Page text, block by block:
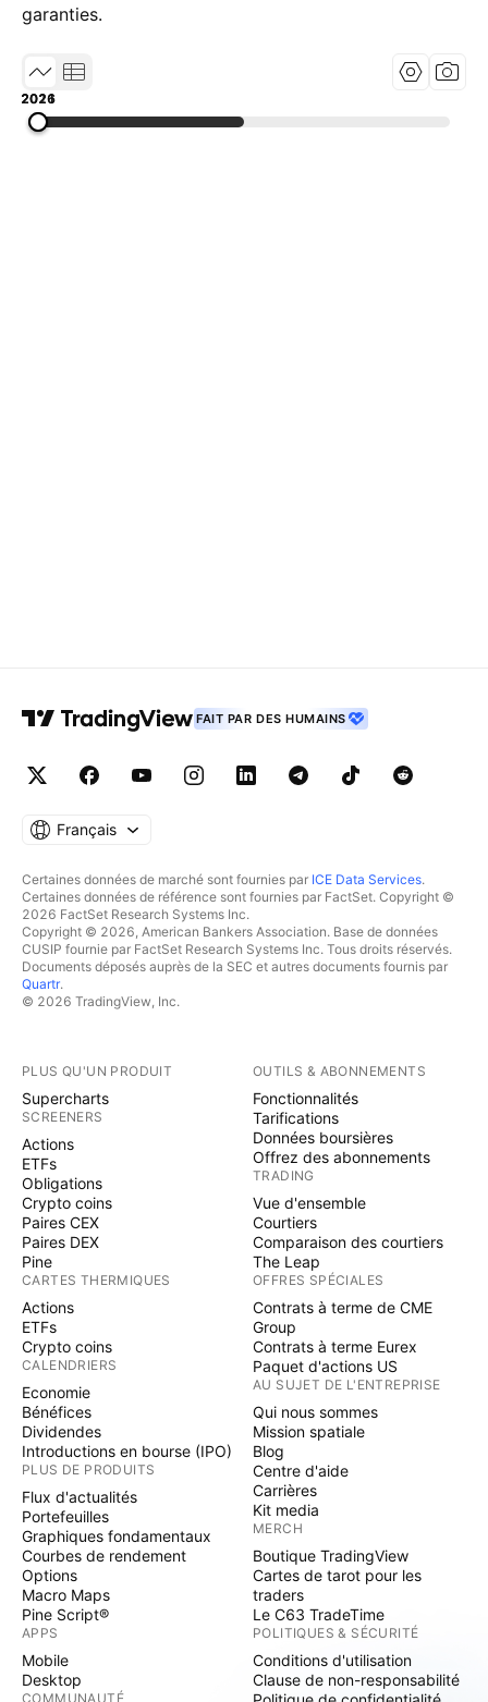
garanties.
2016
2021
2026
FAIT PAR DES HUMAINS
Français
Certaines données de marché sont fournies par ICE Data Services.
Certaines données de référence sont fournies par FactSet. Copyright ©
2026 FactSet Research Systems Inc.
Copyright © 2026, American Bankers Association. Base de données
CUSIP fournie par FactSet Research Systems Inc. Tous droits réservés.
Documents déposés auprès de la SEC et autres documents fournis par
Quartr.
© 2026 TradingView, Inc.
PLUS QU'UN PRODUIT
Supercharts
SCREENERS
Actions
ETFs
Obligations
Crypto coins
Paires CEX
Paires DEX
Pine
CARTES THERMIQUES
Actions
ETFs
Crypto coins
CALENDRIERS
Economie
Bénéfices
Dividendes
Introductions en bourse (IPO)
PLUS DE PRODUITS
Flux d'actualités
Portefeuilles
Graphiques fondamentaux
Courbes de rendement
Options
Macro Maps
Pine Script®
APPS
Mobile
Desktop
COMMUNAUTÉ
OUTILS & ABONNEMENTS
Fonctionnalités
Tarifications
Données boursières
Offrez des abonnements
TRADING
Vue d'ensemble
Courtiers
Comparaison des courtiers
The Leap
OFFRES SPÉCIALES
Contrats à terme de CME
Group
Contrats à terme Eurex
Paquet d'actions US
AU SUJET DE L'ENTREPRISE
Qui nous sommes
Mission spatiale
Blog
Centre d'aide
Carrières
Kit media
MERCH
Boutique TradingView
Cartes de tarot pour les
traders
Le C63 TradeTime
POLITIQUES & SÉCURITÉ
Conditions d'utilisation
Clause de non-responsabilité